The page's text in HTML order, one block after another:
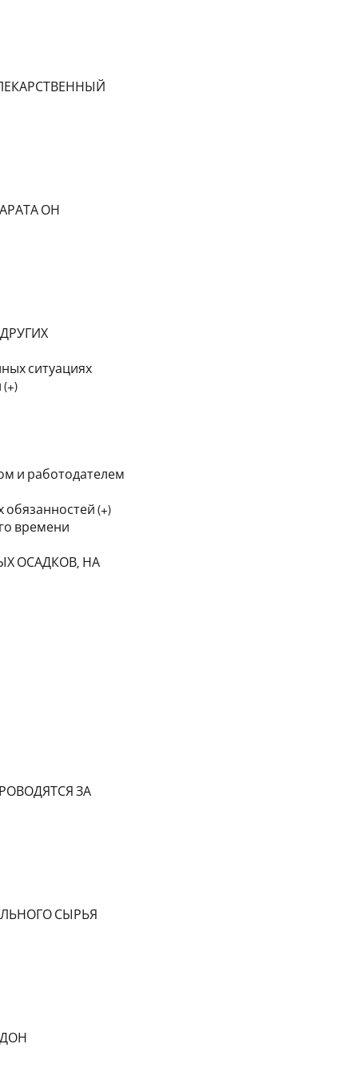
ОН
ситуациях
и работодателем
(+)
времени
ОСАДКОВ, НА
ЗА
СЫРЬЯ